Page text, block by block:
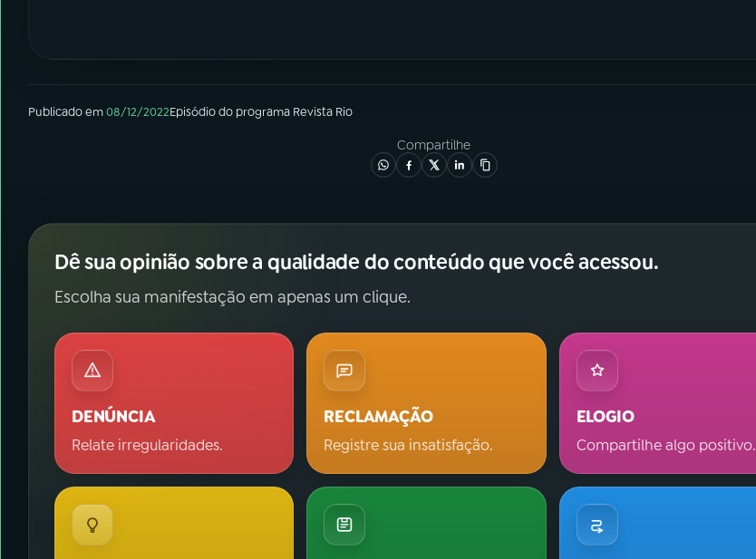
Publicado em08/12/2022Episódiodo programa Revista Rio
Compartilhe
Dê sua opinião sobre a qualidade do conteúdo que você acessou.
Escolha sua manifestação em apenas um clique.
DENÚNCIA
Relate irregularidades.
RECLAMAÇÃO
Registre sua insatisfação.
ELOGIO
Compartilhe algo positivo.